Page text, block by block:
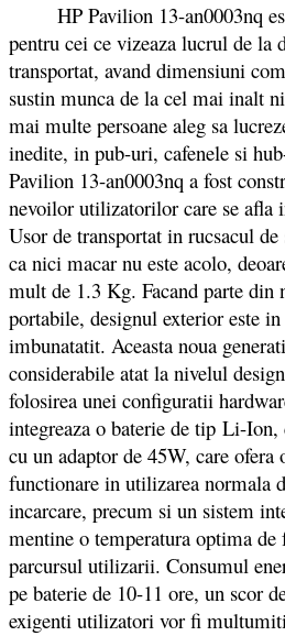
HP Pavilion 13-an0003nq
pentru cei ce vizeaza lucrul de la
transportat, avand dimensiuni
sustin munca de la cel mai inalt
mai multe persoane aleg sa
inedite, in pub-uri, cafenele si
Pavilion 13-an0003nq a fost
nevoilor utilizatorilor care se afla
Usor de transportat in rucsacul de
ca nici macar nu este acolo,
mult de 1.3 Kg. Facand parte din
portabile, designul exterior este
imbunatatit. Aceasta noua
considerabile atat la nivelul
folosirea unei configuratii
integreaza o baterie de tip Li-
cu un adaptor de 45W, care
functionare in utilizarea normala
incarcare, precum si un sistem
mentine o temperatura optima de
parcursul utilizarii. Consumul
pe baterie de 10-11 ore, un scor
exigenti utilizatori vor fi